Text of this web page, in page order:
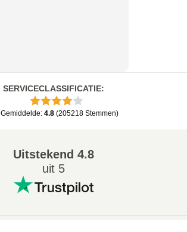
SERVICECLASSIFICATIE:
Gemiddelde: 4.8 (205218 Stemmen)
Uitstekend 4.8
uit 5